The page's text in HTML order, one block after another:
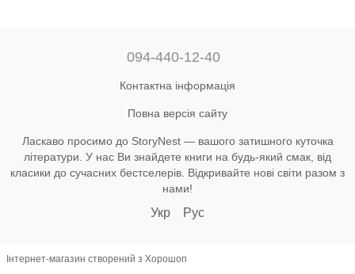
094-440-12-40
Контактна інформація
Повна версія сайту
Ласкаво просимо до StoryNest — вашого затишного куточка
літератури. У нас Ви знайдете книги на будь-який смак, від
класики до сучасних бестселерів. Відкривайте нові світи разом з
нами!
Укр Рус
Інтернет-магазин створений з Хорошоп